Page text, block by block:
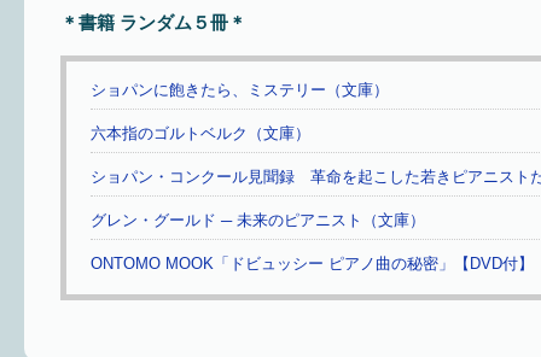
＊書籍 ランダム５冊＊
ショパンに飽きたら、ミステリー（文庫）
六本指のゴルトベルク（文庫）
ショパン・コンクール見聞録 革命を起こした若きピアニスト
グレン・グールド ─ 未来のピアニスト（文庫）
ONTOMO MOOK「ドビュッシー ピアノ曲の秘密」【DVD付】